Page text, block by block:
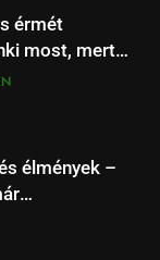
Emiratesben,
tól élőben
–
League
4 TV-n
érmét
most, mert
élmények –
a